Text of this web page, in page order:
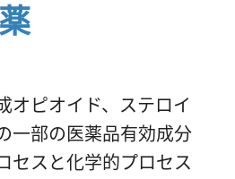
オピオイド、ステロイ
一部の医薬品有効成分
セスと化学的プロセス